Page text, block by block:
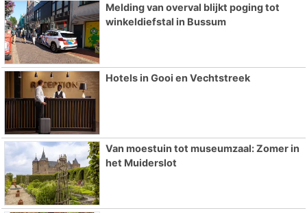
Melding van overval blijkt poging tot
winkeldiefstal in Bussum
Hotels in Gooi en Vechtstreek
Van moestuin tot museumzaal: Zomer in
het Muiderslot